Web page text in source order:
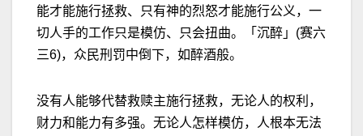
能才能施行拯救、只有神的烈怒才能施行公义，一
切人手的工作只是模仿、只会扭曲。「沉醉」(赛六
三6)，众民刑罚中倒下，如醉酒般。
没有人能够代替救赎主施行拯救，无论人的权利，
财力和能力有多强。无论人怎样模仿，人根本无法